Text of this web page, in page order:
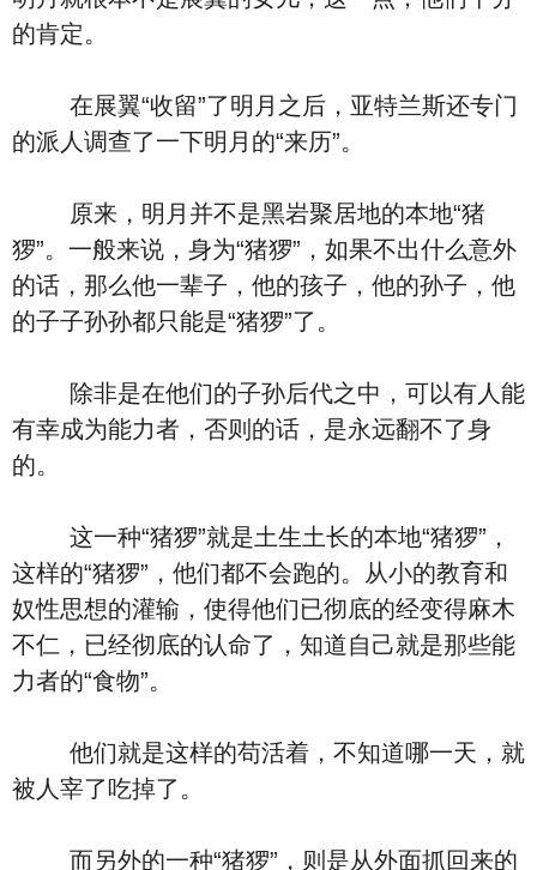
的肯定。
在展翼“收留”了明月之后，亚特兰斯还专门
的派人调查了一下明月的“来历”。
原来，明月并不是黑岩聚居地的本地“猪
猡”。一般来说，身为“猪猡”，如果不出什么意外
的话，那么他一辈子，他的孩子，他的孙子，他
的子子孙孙都只能是“猪猡”了。
除非是在他们的子孙后代之中，可以有人能
有幸成为能力者，否则的话，是永远翻不了身
的。
这一种“猪猡”就是土生土长的本地“猪猡”，
这样的“猪猡”，他们都不会跑的。从小的教育和
奴性思想的灌输，使得他们已彻底的经变得麻木
不仁，已经彻底的认命了，知道自己就是那些能
力者的“食物”。
他们就是这样的苟活着，不知道哪一天，就
被人宰了吃掉了。
而另外的一种“猪猡”，则是从外面抓回来的